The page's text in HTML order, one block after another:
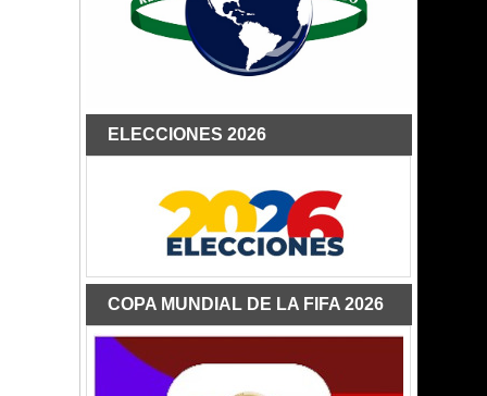
ELECCIONES 2026
COPA MUNDIAL DE LA FIFA 2026